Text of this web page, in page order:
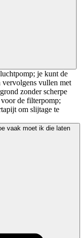
je kunt de
vervolgens vullen met
zonder scherpe
de filterpomp;
om slijtage te
vaak moet ik die laten